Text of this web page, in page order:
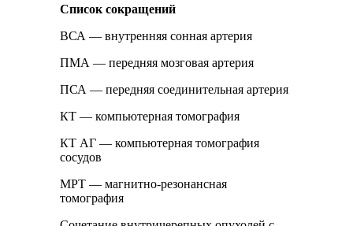
Список сокращений
ВСА — внутренняя сонная артерия
ПМА — передняя мозговая артерия
ПСА — передняя соединительная артерия
КТ — компьютерная томография
КТ АГ — компьютерная томография
сосудов
МРТ — магнитно-резонансная
томография